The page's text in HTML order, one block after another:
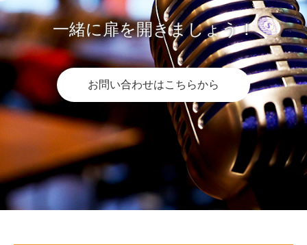
一緒に扉を開きましょう！
お問い合わせはこちらから